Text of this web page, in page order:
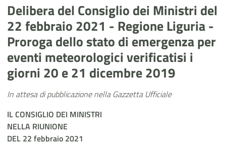
Delibera del Consiglio dei Ministri del
22 febbraio 2021 - Regione Liguria -
Proroga dello stato di emergenza per
eventi meteorologici verificatisi i
giorni 20 e 21 dicembre 2019
In attesa di pubblicazione nella Gazzetta Ufficiale
IL CONSIGLIO DEI MINISTRI
NELLA RIUNIONE
DEL 22 febbraio 2021